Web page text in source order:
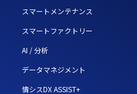
スマートメンテナンス
スマートファクトリー
AI / 分析
データマネジメント
情シスDX ASSIST+